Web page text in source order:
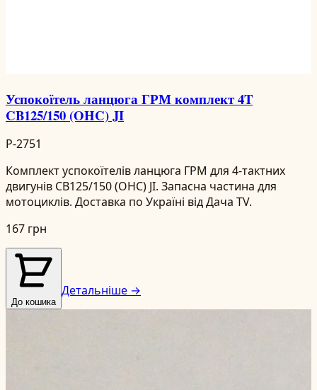
Успокоїтель ланцюга ГРМ комплект 4T
CB125/150 (OHC) JI
P-2751
Комплект успокоїтелів ланцюга ГРМ для 4-тактних
двигунів CB125/150 (OHC) JI. Запасна частина для
мотоциклів. Доставка по Україні від Дача TV.
167 грн
До кошика
Детальніше →